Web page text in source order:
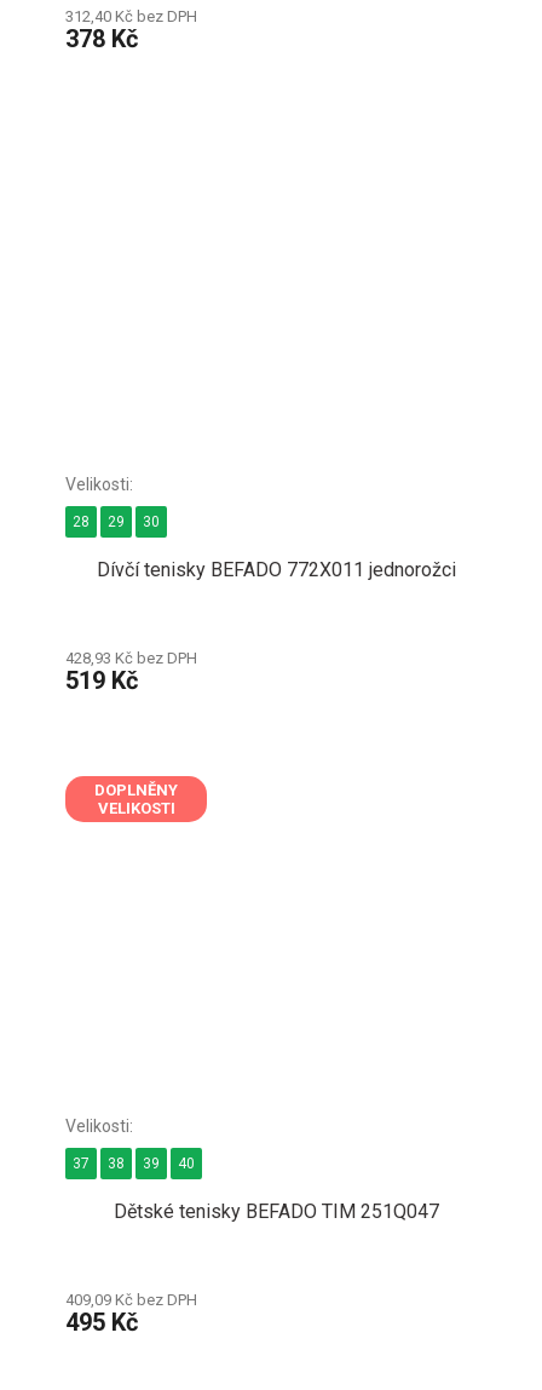
312,40 Kč bez DPH
378 Kč
Dívčí tenisky BEFADO 772X011 jednorožci
428,93 Kč bez DPH
519 Kč
28 29 30
DOPLNĚNY
VELIKOSTI
Dětské tenisky BEFADO TIM 251Q047
409,09 Kč bez DPH
495 Kč
37 38 39 40